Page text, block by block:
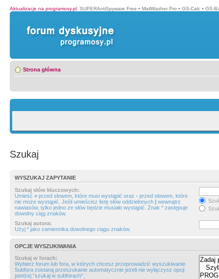
Aktualizacje na programosy.pl: SUPERAntiSpyware Free • MailWasher Pro • GS-Calc • GS-
Strona główna
Szukaj
WYSZUKAJ ZAPYTANIE
Szukaj słów kluczowych:
Umieść + przed słowem, które musi wystąpić oraz - przed słowem, które
nie może wystąpić. Jeśli umieścisz listę słów oddzielonych | wewnątrz
nawiasów, tylko jedno ze słów będzie musiało wystąpić. Znak * zastępuje
dowolny ciąg znaków.
Szukaj autora:
Użyj * jako zamiennika dowolnego ciągu znaków.
OPCJE WYSZUKIWANIA
Szukaj w forach:
Wybierz forum lub fora, w których chcesz przeprowadzić wyszukiwanie.
Subfora zostaną przeszukanie automatycznie jeżeli nie wyłączysz opcji
poniżej “szukaj w subforach“.